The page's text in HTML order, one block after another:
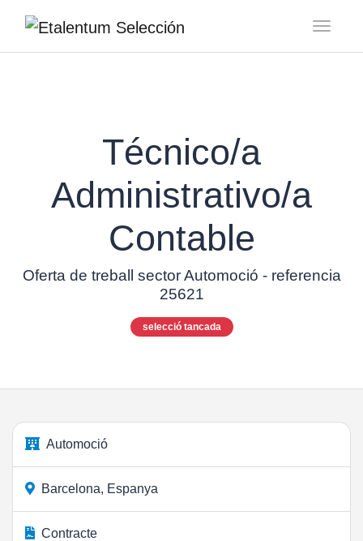
Técnico/a
Administrativo/a
Contable
Oferta de treball sector Automoció - referencia
25621
selecció tancada
Automoció
Barcelona, Espanya
Contracte